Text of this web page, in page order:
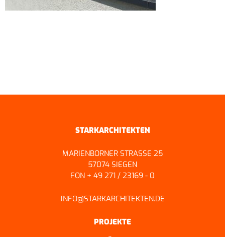
STARKARCHITEKTEN
MARIENBORNER STRASSE 25
57074 SIEGEN
FON + 49 271 / 23169 - 0
INFO@STARKARCHITEKTEN.DE
PROJEKTE